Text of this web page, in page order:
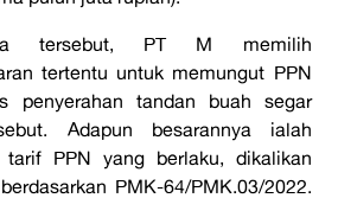
tersebut, PT M memilih
tertentu untuk memungut PPN
penyerahan tandan buah segar
Adapun besarannya ialah
PPN yang berlaku, dikalikan
PMK-64/PMK.03/2022.